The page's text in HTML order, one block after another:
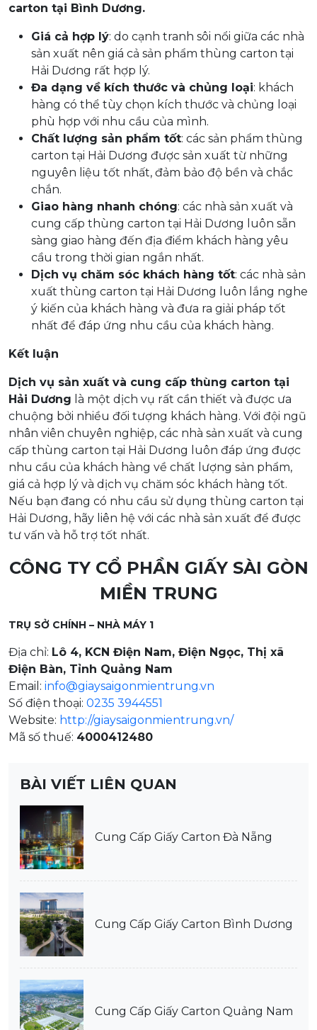
carton tại Bình Dương.
Giá cả hợp lý: do cạnh tranh sôi nổi giữa các nhà
sản xuất nên giá cả sản phẩm thùng carton tại
Hải Dương rất hợp lý.
Đa dạng về kích thước và chủng loại: khách
hàng có thể tùy chọn kích thước và chủng loại
phù hợp với nhu cầu của mình.
Chất lượng sản phẩm tốt: các sản phẩm thùng
carton tại Hải Dương được sản xuất từ những
nguyên liệu tốt nhất, đảm bảo độ bền và chắc
chắn.
Giao hàng nhanh chóng: các nhà sản xuất và
cung cấp thùng carton tại Hải Dương luôn sẵn
sàng giao hàng đến địa điểm khách hàng yêu
cầu trong thời gian ngắn nhất.
Dịch vụ chăm sóc khách hàng tốt: các nhà sản
xuất thùng carton tại Hải Dương luôn lắng nghe
ý kiến của khách hàng và đưa ra giải pháp tốt
nhất để đáp ứng nhu cầu của khách hàng.
Kết luận
Dịch vụ sản xuất và cung cấp thùng carton tại
Hải Dương là một dịch vụ rất cần thiết và được ưa
chuộng bởi nhiều đối tượng khách hàng. Với đội ngũ
nhân viên chuyên nghiệp, các nhà sản xuất và cung
cấp thùng carton tại Hải Dương luôn đáp ứng được
nhu cầu của khách hàng về chất lượng sản phẩm,
giá cả hợp lý và dịch vụ chăm sóc khách hàng tốt.
Nếu bạn đang có nhu cầu sử dụng thùng carton tại
Hải Dương, hãy liên hệ với các nhà sản xuất để được
tư vấn và hỗ trợ tốt nhất.
CÔNG TY CỔ PHẦN GIẤY SÀI GÒN
MIỀN TRUNG
TRỤ SỞ CHÍNH – NHÀ MÁY 1
Địa chỉ: Lô 4, KCN Điện Nam, Điện Ngọc, Thị xã
Điện Bàn, Tỉnh Quảng Nam
Email: info@giaysaigonmientrung.vn
Số điện thoại: 0235 3944551
Website: http://giaysaigonmientrung.vn/
Mã số thuế: 4000412480
BÀI VIẾT LIÊN QUAN
Cung Cấp Giấy Carton Đà Nẵng
Cung Cấp Giấy Carton Bình Dương
Cung Cấp Giấy Carton Quảng Nam